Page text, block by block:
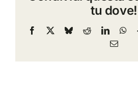
tu dove!
Facebook BlueskyRedditLinkedIn
Email